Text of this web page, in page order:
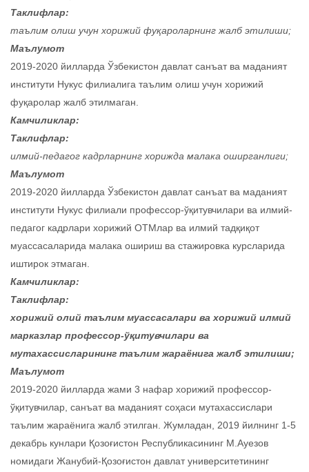
Таклифлар:
таълим олиш учун хорижий фуқароларнинг жалб этилиши;
Маълумот
2019-2020 йилларда Ўзбекистон давлат санъат ва маданият
институти Нукус филиалига таълим олиш учун хорижий
фуқаролар жалб этилмаган.
Камчиликлар:
Таклифлар:
илмий-педагог кадрларнинг хорижда малака оширганлиги;
Маълумот
2019-2020 йилларда Ўзбекистон давлат санъат ва маданият
институти Нукус филиали профессор-ўқитувчилари ва илмий-
педагог кадрлари хорижий ОТМлар ва илмий тадқиқот
муассасаларида малака ошириш ва стажировка курсларида
иштирок этмаган.
Камчиликлар:
Таклифлар:
хорижий олий таълим муассасалари ва хорижий илмий
марказлар профессор-ўқитувчилари ва
мутахассисларининг таълим жараёнига жалб этилиши;
Маълумот
2019-2020 йилларда жами 3 нафар хорижий профессор-
ўқитувчилар, санъат ва маданият соҳаси мутахассислари
таълим жараёнига жалб этилган. Жумладан, 2019 йилнинг 1-5
декабрь кунлари Қозоғистон Республикасининг М.Ауезов
номидаги Жанубий-Қозоғистон давлат университетининг